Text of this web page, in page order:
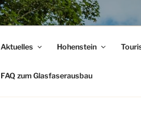
Aktuelles Hohenstein
FAQ zum Glasfaserausbau